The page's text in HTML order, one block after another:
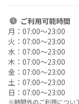
ご利用可能時間
月： 07:00〜23:00
火： 07:00〜23:00
水： 07:00〜23:00
木： 07:00〜23:00
金： 07:00〜23:00
土： 07:00〜23:00
日： 07:00〜23:00
※時間外のご利用につい